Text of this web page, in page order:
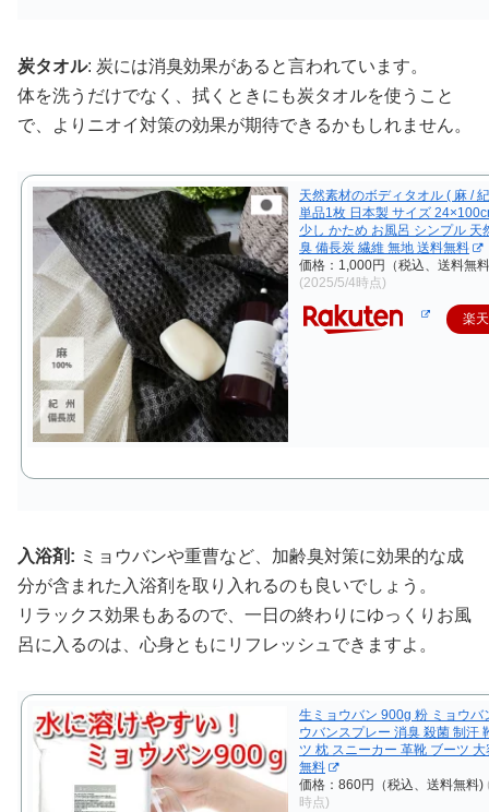
炭タオル: 炭には消臭効果があると言われています。
体を洗うだけでなく、拭くときにも炭タオルを使うこと
で、よりニオイ対策の効果が期待できるかもしれません。
天然素材のボディタオル ( 麻 /
単品1枚 日本製 サイズ
少し かため お風呂 シンプル 天
臭 備長炭 繊維 無地 送料無料
価格：1,000円（税込、送料無
(2025/5/4時点)
楽
入浴剤: ミョウバンや重曹など、加齢臭対策に効果的な成
分が含まれた入浴剤を取り入れるのも良いでしょう。
リラックス効果もあるので、一日の終わりにゆっくりお風
呂に入るのは、心身ともにリフレッシュできますよ。
生ミョウバン 900g 粉 ミョウバ
ウバンスプレー 消臭 殺菌 制汗
ツ 枕 スニーカー 革靴 ブーツ
無料
価格：860円（税込、送料無料)
時点)